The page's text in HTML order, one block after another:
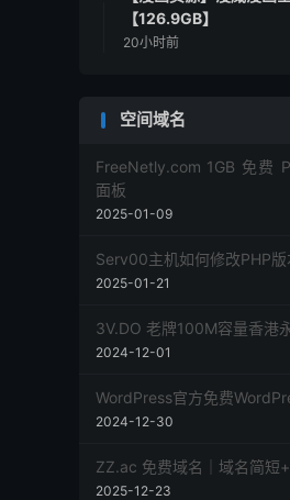
【126.9GB】
20小时前
空间域名
FreeNetly.com 1GB 免费
面板
2025-01-09
Serv00主机如何修改PHP版
2025-01-21
3V.DO 老牌100M容量香港
2024-12-01
WordPress官方免费
2024-12-30
ZZ.ac 免费域名｜域名简短
2025-12-23